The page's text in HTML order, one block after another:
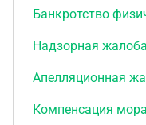
Банкротство
Надзорная
Апелляционная
Компенсация